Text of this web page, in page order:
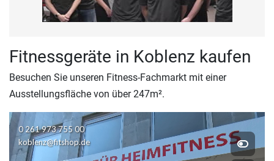
Fitnessgeräte in Koblenz kaufen
Besuchen Sie unseren Fitness-Fachmarkt mit einer
Ausstellungsfläche von über 247m².